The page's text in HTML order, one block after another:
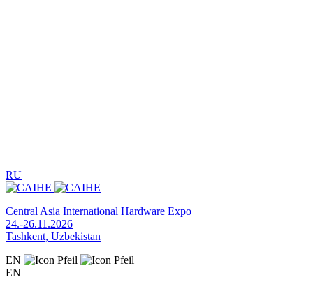
RU
Central Asia International Hardware Expo
24.-26.11.2026
Tashkent, Uzbekistan
EN
EN